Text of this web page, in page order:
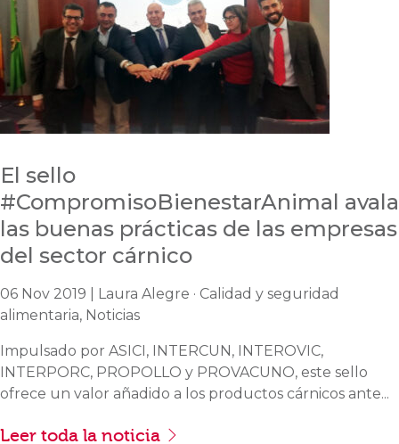
El sello
#CompromisoBienestarAnimal avala
las buenas prácticas de las empresas
del sector cárnico
06 Nov 2019 | Laura Alegre · Calidad y seguridad
alimentaria, Noticias
Impulsado por ASICI, INTERCUN, INTEROVIC,
INTERPORC, PROPOLLO y PROVACUNO, este sello
ofrece un valor añadido a los productos cárnicos ante...
Leer toda la noticia